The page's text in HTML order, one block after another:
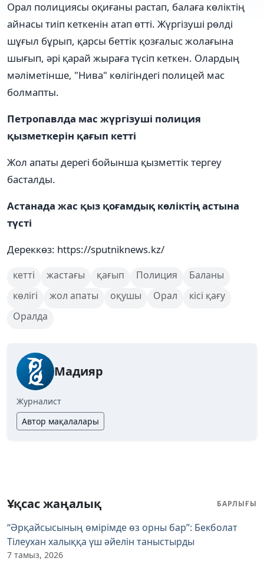
Орал полициясы оқиғаны растап, балаға көліктің
айнасы тиіп кеткенін атап өтті. Жүргізуші рөлді
шұғыл бұрып, қарсы беттік қозғалыс жолағына
шығып, әрі қарай жыраға түсіп кеткен. Олардың
мәліметінше, "Нива" көлігіндегі полицей мас
болмапты.
Петропавлда мас жүргізуші полиция
қызметкерін қағып кетті
Жол апаты дерегі бойынша қызметтік тергеу
басталды.
Астанада жас қыз қоғамдық көліктің астына
түсті
Дереккөз: https://sputniknews.kz/
кетті жастағы қағып Полиция
Баланы
көлігі
жол апаты оқушы Орал
кісі қағу
Оралда
Мадияр
Журналист
Автор мақалалары
Ұқсас жаңалық БАРЛЫҒЫ
“Әрқайсысының өмірімде өз орны бар”: Бекболат
Тілеухан халыққа үш әйелін таныстырды
7 тамыз, 2026